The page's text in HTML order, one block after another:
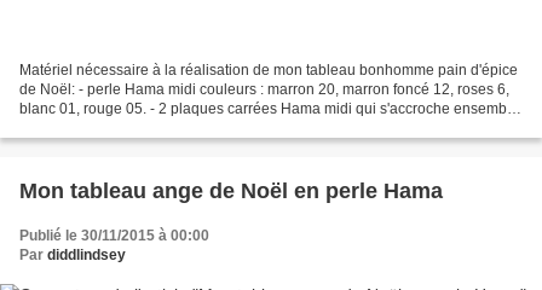
Matériel nécessaire à la réalisation de mon tableau bonhomme pain d'épice
de Noël: - perle Hama midi couleurs : marron 20, marron foncé 12, roses 6,
blanc 01, rouge 05. - 2 plaques carrées Hama midi qui s'accroche ensemble
Mon tableau ange de Noël en perle Hama
Publié le 30/11/2015 à 00:00
Par diddlindsey